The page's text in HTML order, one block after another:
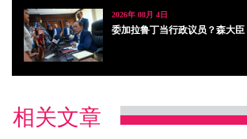
2026年 08月 4日
委加拉鲁丁当行政议员？森大
相关文章